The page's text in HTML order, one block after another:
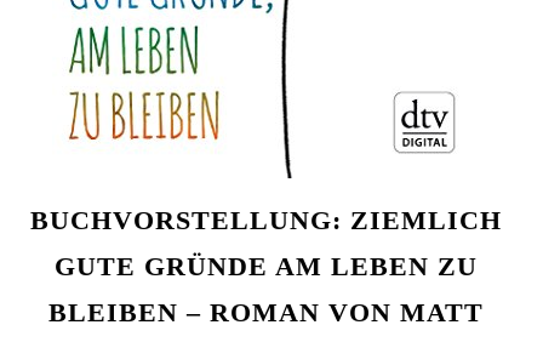
BUCHVORSTELLUNG: ZIEMLICH
GUTE GRÜNDE AM LEBEN ZU
BLEIBEN – ROMAN VON MATT